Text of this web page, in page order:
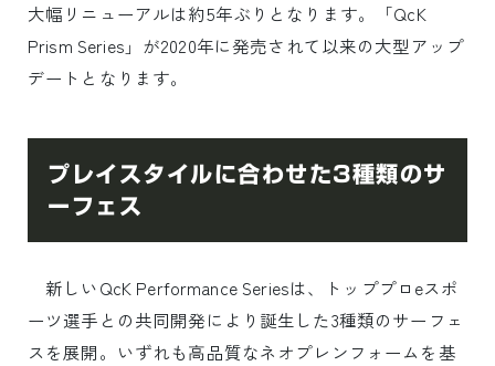
大幅リニューアルは約5年ぶりとなります。「QcK
Prism Series」が2020年に発売されて以来の大型アップ
デートとなります。
プレイスタイルに合わせた3種類のサ
ーフェス
新しいQcK Performance Seriesは、トッププロeスポ
ーツ選手との共同開発により誕生した3種類のサーフェ
スを展開。いずれも高品質なネオプレンフォームを基